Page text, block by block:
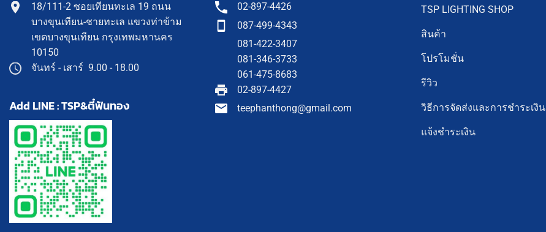
18/111-2 ซอยเทียนทะเล 19 ถนน
บางขุนเทียน-ชายทะเล แขวงท่าข้าม
เขตบางขุนเทียน กรุงเทพมหานคร
10150
จันทร์ - เสาร์ 9.00 - 18.00
Add LINE : TSP&ตี๋ฟันทอง
02-897-4426
087-499-4343
081-422-3407
081-346-3733
061-475-8683
02-897-4427
teephanthong@gmail.com
TSP LIGHTING SHOP
สินค้า
โปรโมชั่น
รีวิว
วิธีการจัดส่งและการชำระเงิน
แจ้งชำระเงิน